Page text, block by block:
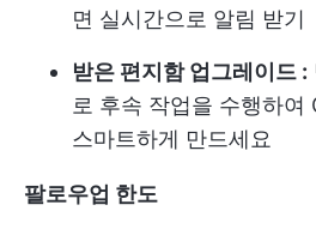
면 실시간으로 알림 받기
받은 편지함 업그레이드 :
로 후속 작업을 수행하여
스마트하게 만드세요
팔로우업 한도